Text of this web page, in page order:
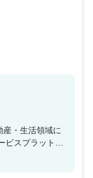
産・生活領域に
ビスプラットフ
り、連結売上